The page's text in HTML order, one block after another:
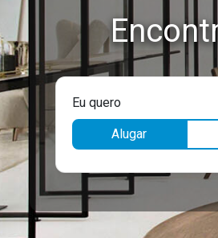
Eu quero
Alugar